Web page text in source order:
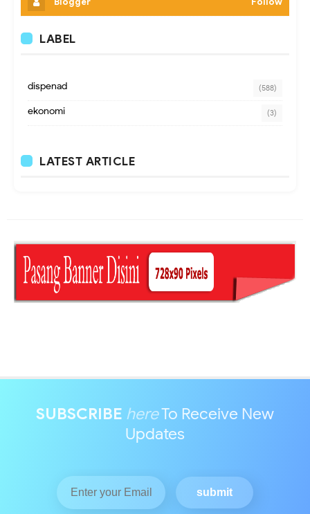
LABEL
dispenad (588)
ekonomi (3)
LATEST ARTICLE
SUBSCRIBE hereTo Receive New
Updates